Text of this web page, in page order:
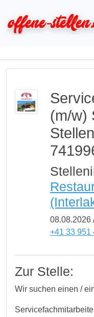
(m/w)
08.08.2026
+41 33 951
Zur Stelle:
Wir suchen einen /